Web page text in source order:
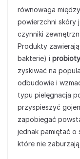
równowaga
powierzchni skóry
czynniki
Produkty
bakterie) i
zyskiwać na
odbudowie i
typu pielęgnacja
przyspieszyć
zapobiegać
jednak pamiętać o
które nie